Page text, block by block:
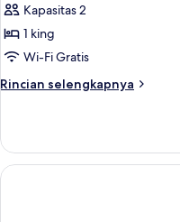
Kapasitas 2
1 king
Wi-Fi Gratis
Rincian selengkapnya
Rincian
King
Suite
With